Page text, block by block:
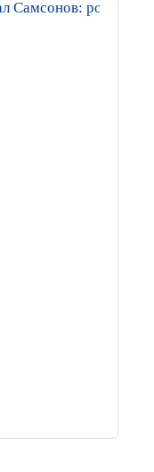
Самсонов: роман.